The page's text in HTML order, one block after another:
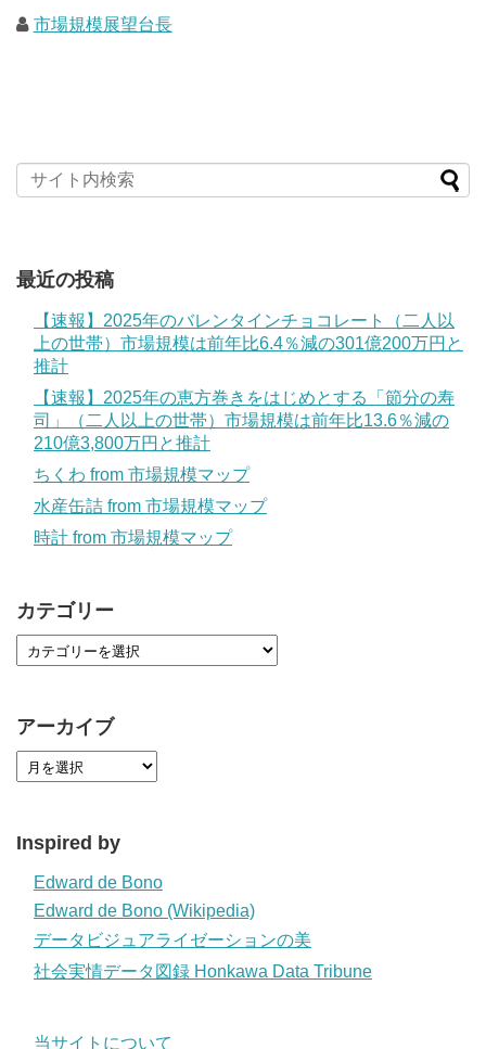
市場規模展望台長
最近の投稿
【速報】2025年のバレンタインチョコレート（二人以
上の世帯）市場規模は前年比6.4％減の301億200万円と
推計
【速報】2025年の恵方巻きをはじめとする「節分の寿
司」（二人以上の世帯）市場規模は前年比13.6％減の
210億3,800万円と推計
ちくわ from 市場規模マップ
水産缶詰 from 市場規模マップ
時計 from 市場規模マップ
カテゴリー
アーカイブ
Inspired by
Edward de Bono
Edward de Bono (Wikipedia)
データビジュアライゼーションの美
社会実情データ図録 Honkawa Data Tribune
当サイトについて